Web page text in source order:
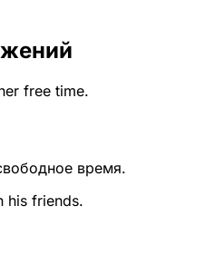
free time.
время.
his friends.